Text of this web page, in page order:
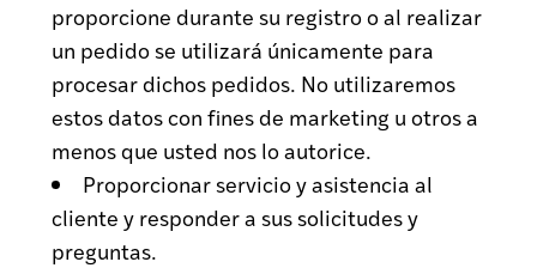
proporcione durante su registro o al realizar
un pedido se utilizará únicamente para
procesar dichos pedidos. No utilizaremos
estos datos con fines de marketing u otros a
menos que usted nos lo autorice.
Proporcionar servicio y asistencia al
cliente y responder a sus solicitudes y
preguntas.